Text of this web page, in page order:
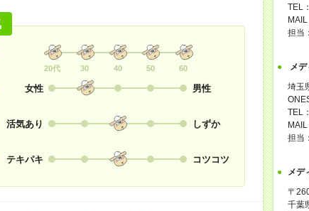
20代 30 40 50 60
女性 男性
活気あり しずか
テキパキ コツコツ
TEL
MAIL
担当
メ
埼玉
TEL
MAIL
担当
メデ
〒
千葉